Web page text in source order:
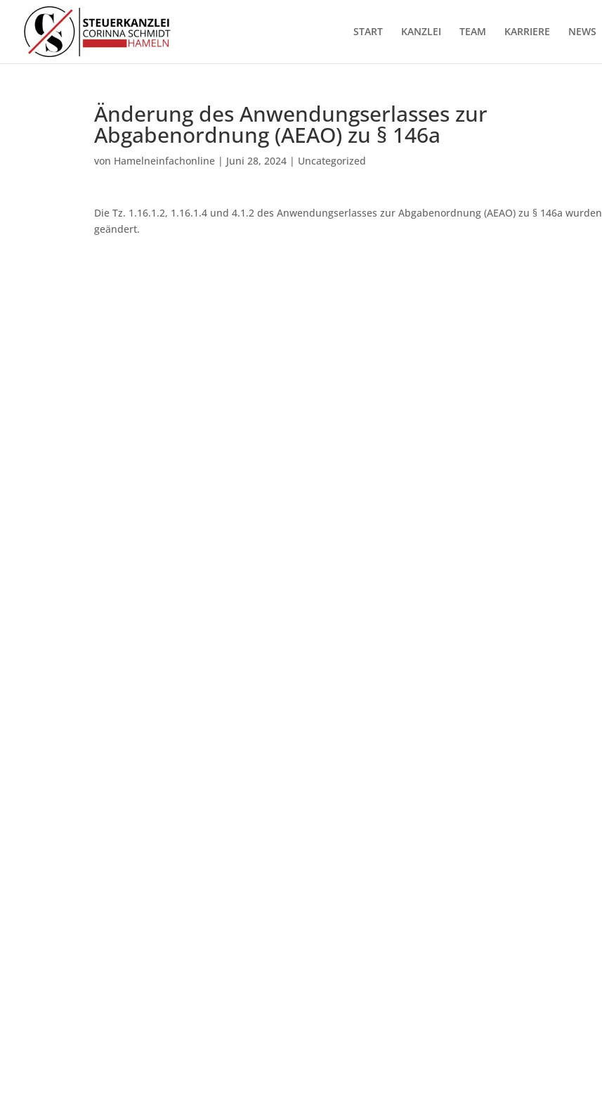
START KANZLEI TEAM KARRIERE NEWS
Änderung des Anwendungserlasses zur
Abgabenordnung (AEAO) zu § 146a
von Hamelneinfachonline | Juni 28, 2024 | Uncategorized
Die Tz. 1.16.1.2, 1.16.1.4 und 4.1.2 des Anwendungserlasses zur Abgabenordnung (AEAO) zu § 146a wurden
geändert.